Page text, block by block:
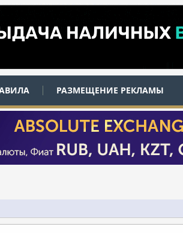
РАЗМЕЩЕНИЕ РЕКЛАМЫ